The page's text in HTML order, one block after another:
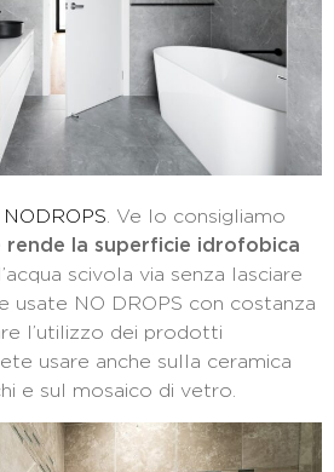
NODROPS . Ve lo consigliamo
rende la superficie idrofobica
scivola via senza lasciare
usate NO DROPS con costanza
l’utilizzo dei prodotti
usare anche sulla ceramica
e sul mosaico di vetro.